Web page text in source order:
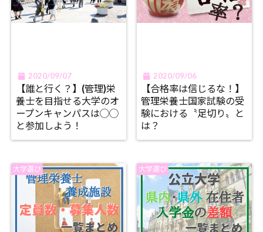
2020/09/07
【誰と行く？】(管理)栄
養士を目指せる大学のオ
ープンキャンパスは◯◯
と参加しよう！
2020/09/06
【合格率は信じるな！】
管理栄養士国家試験の受
験における〝足切り〟と
は？
大学選び 大学選び